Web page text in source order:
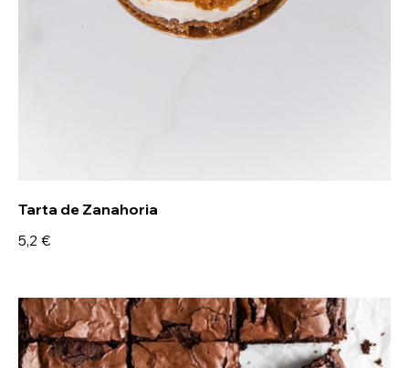
Tarta de Zanahoria
5,2 €